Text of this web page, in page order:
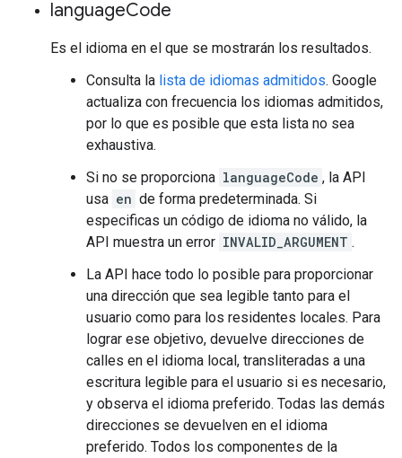
languageCode
Es el idioma en el que se mostrarán los resultados.
Consulta la lista de idiomas admitidos. Google
actualiza con frecuencia los idiomas admitidos,
por lo que es posible que esta lista no sea
exhaustiva.
Si no se proporciona languageCode , la API
usa en de forma predeterminada. Si
especificas un código de idioma no válido, la
API muestra un error INVALID_ARGUMENT .
La API hace todo lo posible para proporcionar
una dirección que sea legible tanto para el
usuario como para los residentes locales. Para
lograr ese objetivo, devuelve direcciones de
calles en el idioma local, transliteradas a una
escritura legible para el usuario si es necesario,
y observa el idioma preferido. Todas las demás
direcciones se devuelven en el idioma
preferido. Todos los componentes de la